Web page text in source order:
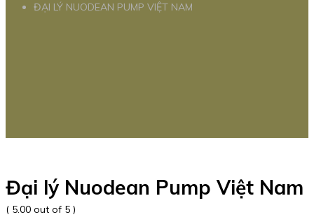
ĐẠI LÝ NUODEAN PUMP VIỆT NAM
Đại lý Nuodean Pump Việt Nam
( 5.00 out of 5 )